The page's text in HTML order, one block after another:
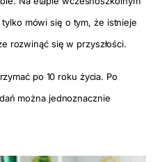
mówi się o tym, że istnieje
rozwinąć się w przyszłości.
po 10 roku życia. Po
można jednoznacznie